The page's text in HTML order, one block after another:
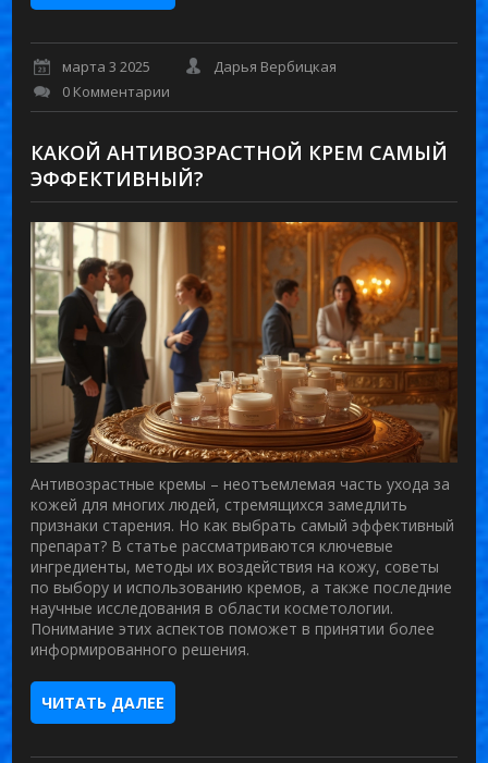
марта 3 2025
Дарья Вербицкая
0 Комментарии
КАКОЙ АНТИВОЗРАСТНОЙ КРЕМ САМЫЙ
ЭФФЕКТИВНЫЙ?
Антивозрастные кремы – неотъемлемая часть ухода за
кожей для многих людей, стремящихся замедлить
признаки старения. Но как выбрать самый эффективный
препарат? В статье рассматриваются ключевые
ингредиенты, методы их воздействия на кожу, советы
по выбору и использованию кремов, а также последние
научные исследования в области косметологии.
Понимание этих аспектов поможет в принятии более
информированного решения.
ЧИТАТЬ ДАЛЕЕ